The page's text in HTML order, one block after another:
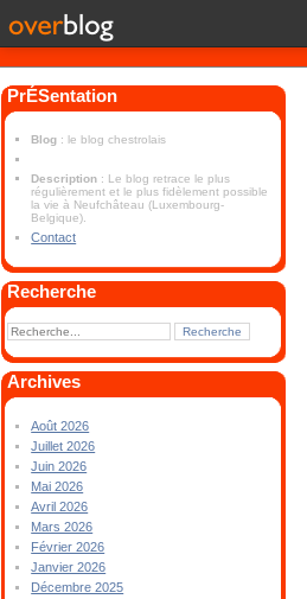
PrÉSentation
Blog : le blog chestrolais
Description : Le blog retrace le plus
régulièrement et le plus fidèlement possible
la vie à Neufchâteau (Luxembourg-
Belgique).
Contact
Recherche
Archives
Août 2026
Juillet 2026
Juin 2026
Mai 2026
Avril 2026
Mars 2026
Février 2026
Janvier 2026
Décembre 2025